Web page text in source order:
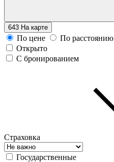
643 На карте
По цене
По расстоянию
Открыто
С бронированием
Страховка
Государственные